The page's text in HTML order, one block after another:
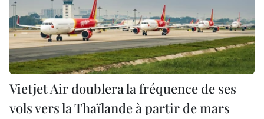
Vietjet Air doublera la fréquence de ses
vols vers la Thaïlande à partir de mars